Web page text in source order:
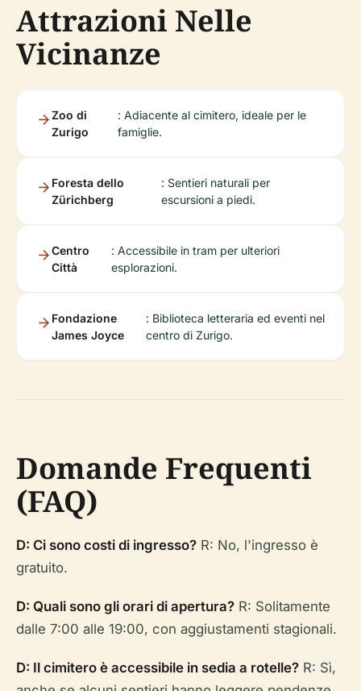
Attrazioni Nelle
Vicinanze
Zoo di
Zurigo
: Adiacente al cimitero, ideale per le
famiglie.
Foresta dello
Zürichberg
: Sentieri naturali per
escursioni a piedi.
Centro
Città
: Accessibile in tram per ulteriori
esplorazioni.
Fondazione
James Joyce
: Biblioteca letteraria ed eventi nel
centro di Zurigo.
Domande Frequenti
(FAQ)
D: Ci sono costi di ingresso? R: No, l'ingresso è
gratuito.
D: Quali sono gli orari di apertura? R: Solitamente
dalle 7:00 alle 19:00, con aggiustamenti stagionali.
D: Il cimitero è accessibile in sedia a rotelle? R: Sì,